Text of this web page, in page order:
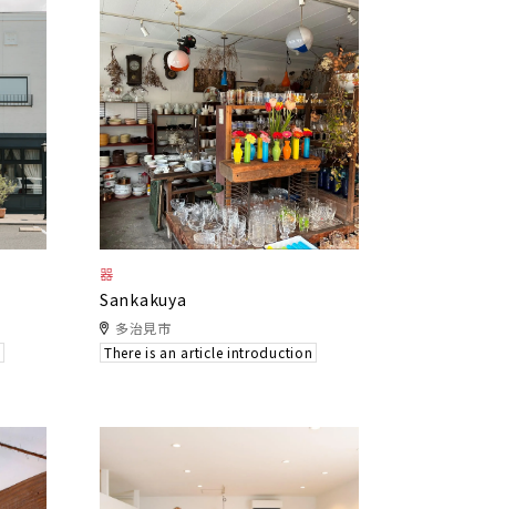
器
Sankakuya
多治見市
There is an article introduction